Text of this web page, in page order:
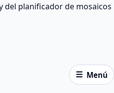
Menú
del planificador de mosaicos